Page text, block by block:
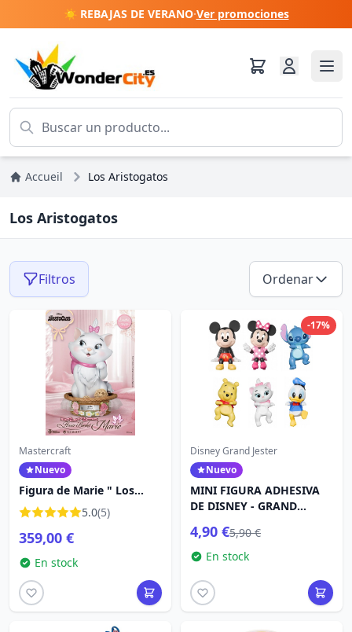
☀️ REBAJAS DE VERANO·Ver promociones
Accueil Los Aristogatos
Los Aristogatos
Filtros Ordenar
Mastercraft
Nuevo
Figura de Marie " Los
Aristogatos" (32 cm) -
Disney Aristogatos
5.0(5)
359,00 €
En stock
-17%
Disney Grand Jester
Nuevo
MINI FIGURA ADHESIVA
DE DISNEY - GRAND
4,90 €5,90 €
En stock